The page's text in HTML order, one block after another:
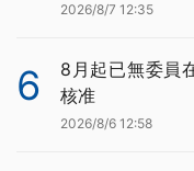
2026/8/7 12:35
6
8月起已無委員
核准
2026/8/6 12:58